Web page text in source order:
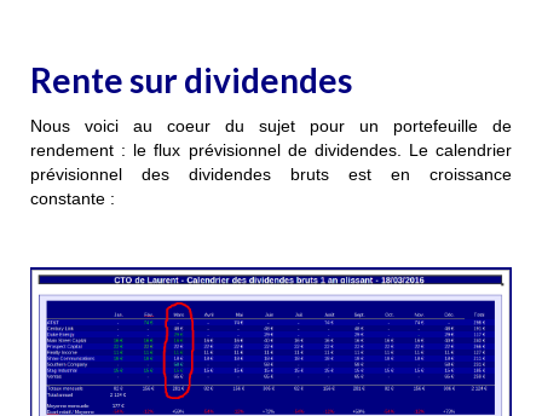
Rente sur dividendes
Nous voici au coeur du sujet pour un portefeuille de
rendement : le flux prévisionnel de dividendes. Le calendrier
prévisionnel des dividendes bruts est en croissance
constante :